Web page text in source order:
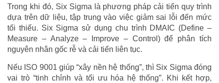
Trong khi đó, Six Sigma là phương pháp cải tiến quy trình
dựa trên dữ liệu, tập trung vào việc giảm sai lỗi đến mức
tối thiểu. Six Sigma sử dụng chu trình DMAIC (Define –
Measure – Analyze – Improve – Control) để phân tích
nguyên nhân gốc rễ và cải tiến liên tục.
Nếu ISO 9001 giúp “xây nền hệ thống”, thì Six Sigma đóng
vai trò “tinh chỉnh và tối ưu hóa hệ thống”. Khi kết hợp,